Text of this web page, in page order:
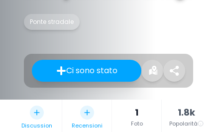
Ponte stradale
Ci sono stato
Discussion Recensioni
1
Foto
1.8k
Popolarità